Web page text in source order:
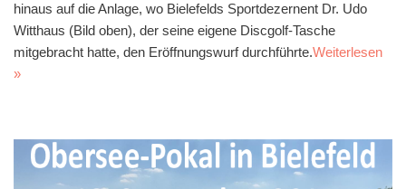
hinaus auf die Anlage, wo Bielefelds Sportdezernent Dr. Udo
Witthaus (Bild oben), der seine eigene Discgolf-Tasche
mitgebracht hatte, den Eröffnungswurf durchführte.Weiterlesen
»